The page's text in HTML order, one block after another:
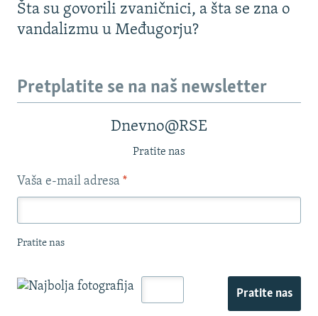
Šta su govorili zvaničnici, a šta se zna o
vandalizmu u Međugorju?
Pretplatite se na naš newsletter
Dnevno@RSE
Pratite nas
Vaša e-mail adresa *
Pratite nas
Pratite nas